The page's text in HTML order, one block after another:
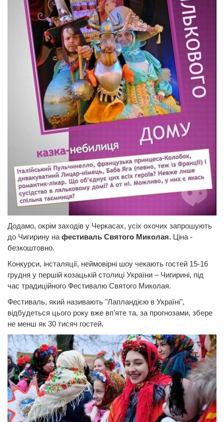
Додамо, окрім заходів у Черкасах, усіх охочих запрошують
до Чигирину на фестиваль Святого Миколая. Ціна -
безкоштовно.
Конкурси, інсталяції, неймовірні шоу чекають гостей 15-16
грудня у першій козацькій столиці України – Чигирині, під
час традиційного Фестивалю Святого Миколая.
Фестиваль, який називають "Лапландією в Україні",
відбудеться цього року вже вп’яте та, за прогнозами, збере
не менш як 30 тисяч гостей.